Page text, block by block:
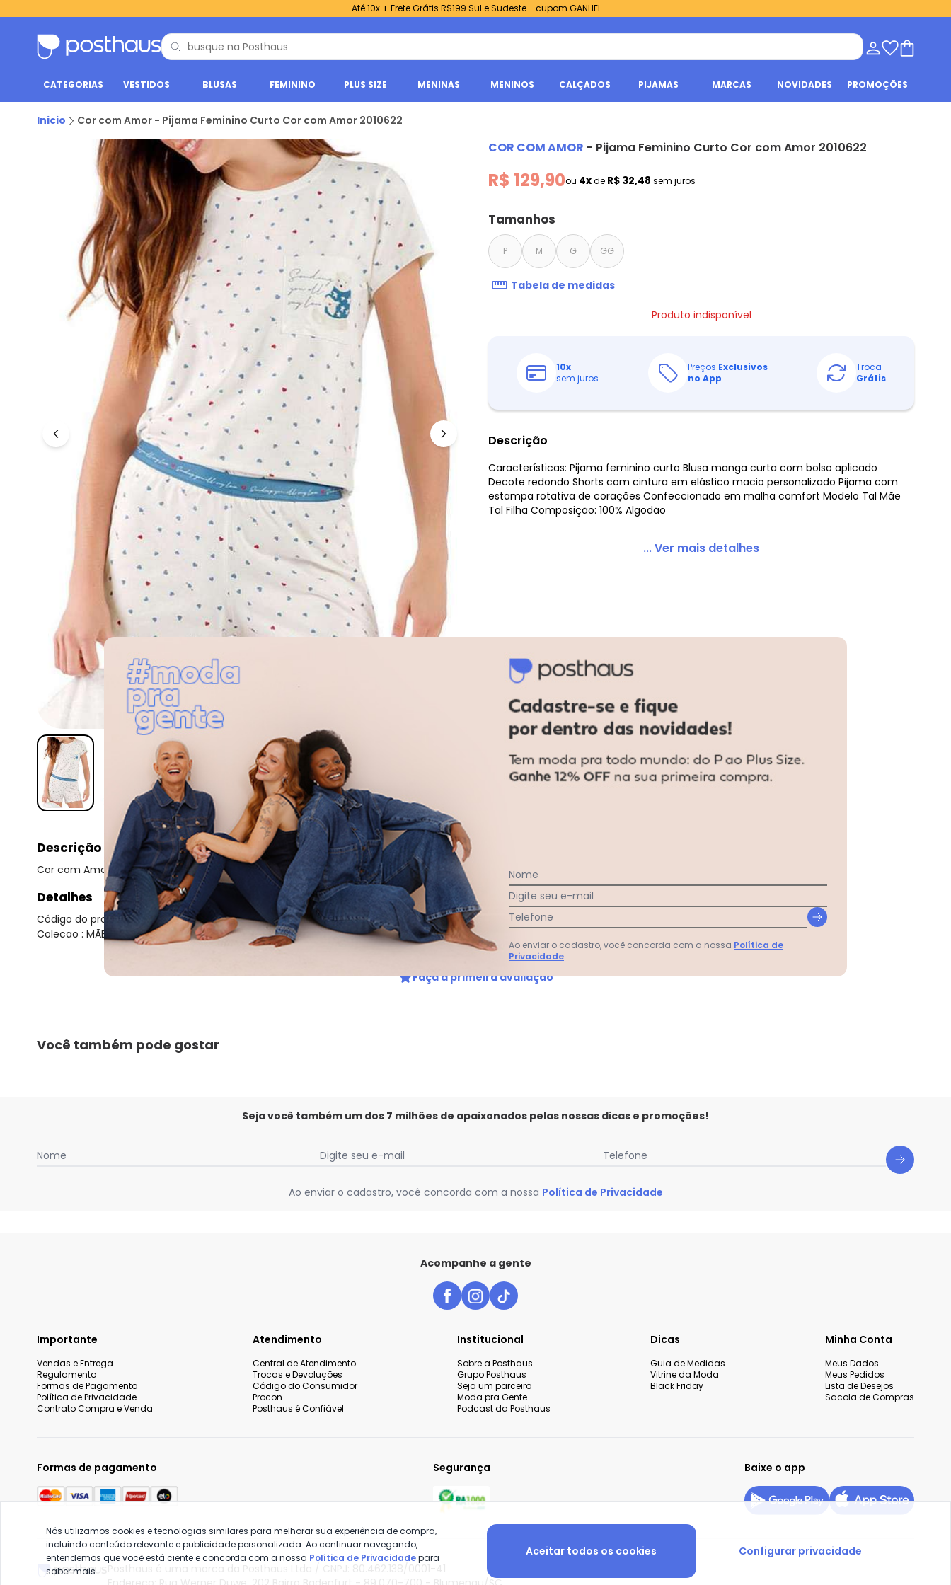
Até 10x + Frete Grátis R$199 Sul e Sudeste - cupom GANHEI
CATEGORIAS VESTIDOS BLUSAS FEMININO PLUS SIZE MENINAS MENINOS CALÇADOS PIJAMAS MARCAS NOVIDADES PROMOÇÕES
Inicio Cor com Amor - Pijama Feminino Curto Cor com Amor 2010622
Cor com Amor - Pijama Feminino Curto Cor com Amor 2010622
COR COM AMOR - Pijama Feminino Curto Cor com Amor 2010622
R$ 129,90ou 4xde R$ 32,48 sem juros
Tamanhos
P M G GG
Tabela de medidas
Produto indisponível
10x
sem juros
Preços Exclusivos
no App
Troca
Grátis
Descrição
Características: Pijama feminino curto Blusa manga curta com bolso aplicado
Decote redondo Shorts com cintura em elástico macio personalizado Pijama com
estampa rotativa de corações Confeccionado em malha comfort Modelo Tal Mãe
Tal Filha Composição: 100% Algodão
... Ver mais detalhes
Descrição
Cor com Amor - Pijama Feminino Curto Cor com Amor 2010622
Detalhes
Código do produto: 23918268
Colecao : MÃE E FILHA
Faça a primeira avaliação
Você também pode gostar
Seja você também um dos 7 milhões de apaixonados pelas nossas dicas e promoções!
Nome Digite seu e-mail Telefone
Ao enviar o cadastro, você concorda com a nossa Política de Privacidade
Acompanhe a gente
Importante
Vendas e Entrega
Regulamento
Formas de Pagamento
Política de Privacidade
Contrato Compra e Venda
Atendimento
Central de Atendimento
Trocas e Devoluções
Código do Consumidor
Procon
Posthaus é Confiável
Institucional
Sobre a Posthaus
Grupo Posthaus
Seja um parceiro
Moda pra Gente
Podcast da Posthaus
Dicas
Guia de Medidas
Vitrine da Moda
Black Friday
Minha Conta
Meus Dados
Meus Pedidos
Lista de Desejos
Sacola de Compras
Formas de pagamento Segurança Baixe o app
Nome
Digite seu e-mail
Telefone
Ao enviar o cadastro, você concorda com a nossa Política de
Privacidade
Nós utilizamos cookies e tecnologias similares para melhorar sua experiência de compra,
incluindo conteúdo relevante e publicidade personalizada. Ao continuar navegando,
entendemos que você está ciente e concorda com a nossa Política de Privacidadepara
saber mais.
Aceitar todos os cookies Configurar privacidade